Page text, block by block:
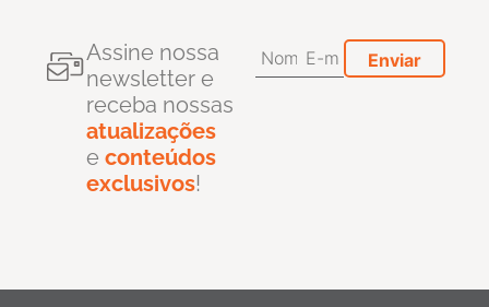
Assine nossa
newsletter e
receba nossas
atualizações
e conteúdos
exclusivos!